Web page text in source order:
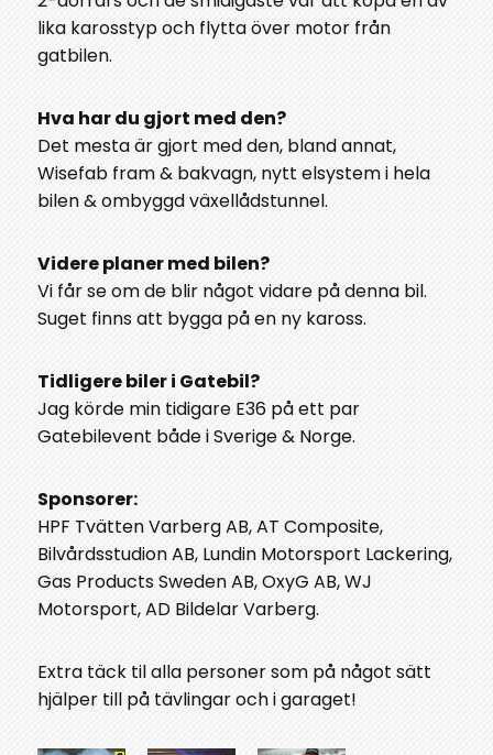
lika karosstyp och flytta över motor från
gatbilen.
Hva har du gjort med den?
Det mesta är gjort med den, bland annat,
Wisefab fram & bakvagn, nytt elsystem i hela
bilen & ombyggd växellådstunnel.
Videre planer med bilen?
Vi får se om de blir något vidare på denna bil.
Suget finns att bygga på en ny kaross.
Tidligere biler i Gatebil?
Jag körde min tidigare E36 på ett par
Gatebilevent både i Sverige & Norge.
Sponsorer:
HPF Tvätten Varberg AB, AT Composite,
Bilvårdsstudion AB, Lundin Motorsport Lackering,
Gas Products Sweden AB, OxyG AB, WJ
Motorsport, AD Bildelar Varberg.
Extra täck til alla personer som på något sätt
hjälper till på tävlingar och i garaget!